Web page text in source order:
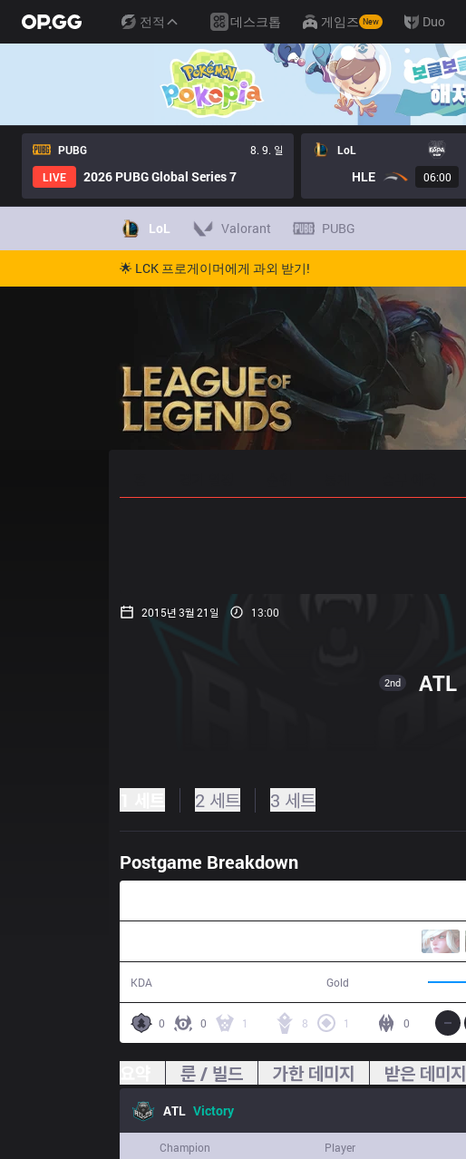
전적 데스크톱 게임즈 New Duo
PUBG
8. 9. 일
LIVE
2026 PUBG Global Series 7
LoL
HLE 06:00
LoL Valorant PUBG
🌟 LCK 프로게이머에게 과외 받기!
2015년 3월 21일 13:00
2nd ATL
2 세트 3 세트
Postgame Breakdown
KDA Gold
0 0 1 8 1 0
룬 / 빌드 가한 데미지 받은 데미지
ATL Victory
Champion Player